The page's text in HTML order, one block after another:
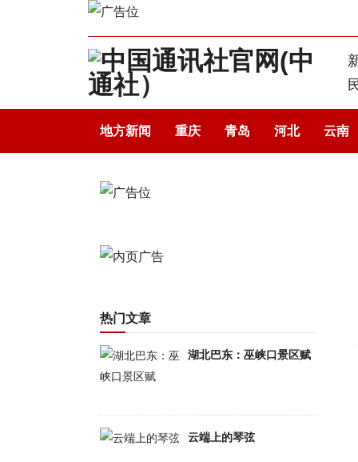
地方新闻 重庆 青岛 河北 云南
热门文章
湖北巴东：巫峡口景区赋
云端上的琴弦